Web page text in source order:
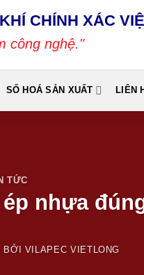
CHÍNH XÁC
công nghệ."
SỐ HOÁ SẢN XUẤT LIÊN
TỨC
nhựa
BỞI VILAPEC VIETLONG